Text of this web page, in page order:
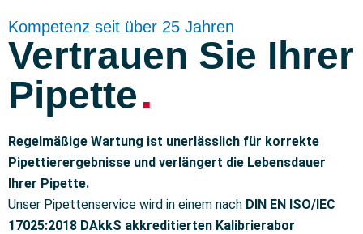
Kompetenz seit über 25 Jahren
Vertrauen Sie Ihrer
Pipette
.
Regelmäßige Wartung ist unerlässlich für korrekte
Pipettierergebnisse und verlängert die Lebensdauer
Ihrer Pipette.
Unser Pipettenservice wird in einem nach DIN EN ISO/IEC
17025:2018 DAkkS akkreditierten Kalibrierabor